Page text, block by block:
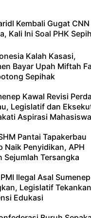
Kembali Gugat CNN
Kali Ini Soal PHK
Kalah Kasasi,
Bayar Upah Miftah
Sepihak
Kawal Revisi
Legislatif dan
Aspirasi Mahasiswa
Pantai Tapakerbau
Naik Penyidikan, APH
Sejumlah Tersangka
Ilegal Asal Sumenep
Legislatif Tekankan
Edukasi